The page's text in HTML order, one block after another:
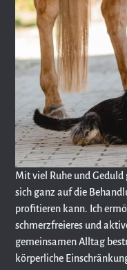
Mit viel Ruhe und
sich ganz auf die
profitieren kann. Ich
schmerzfreieres und
gemeinsamen Alltag
körperliche